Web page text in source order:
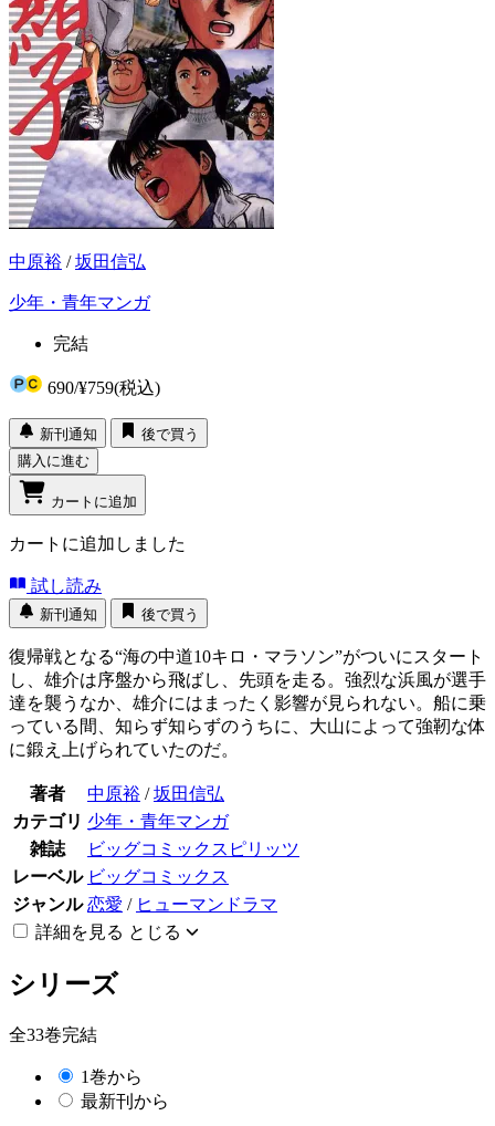
中原裕 /坂田信弘
少年・青年マンガ
完結
690/¥759(税込)
新刊通知
後で買う
購入に進む
カートに追加
カートに追加しました
試し読み
新刊通知 後で買う
復帰戦となる“海の中道10キロ・マラソン”がついにスタート
し、雄介は序盤から飛ばし、先頭を走る。強烈な浜風が選手
達を襲うなか、雄介にはまったく影響が見られない。船に乗
っている間、知らず知らずのうちに、大山によって強靭な体
に鍛え上げられていたのだ。
著者 中原裕 /坂田信弘
カテゴリ 少年・青年マンガ
雑誌
ビッグコミックスピリッツ
レーベル ビッグコミックス
ジャンル 恋愛 / ヒューマンドラマ
詳細を見る とじる
シリーズ
全33巻完結
1巻から
最新刊から